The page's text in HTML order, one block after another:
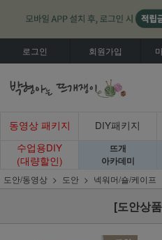
로그인 회원가입
동영상 패키지 DIY패키지
수업용DIY
(대량할인)
뜨개
아카데미
도안/동영상 도안 넥워머/숄/케이프
[도안상